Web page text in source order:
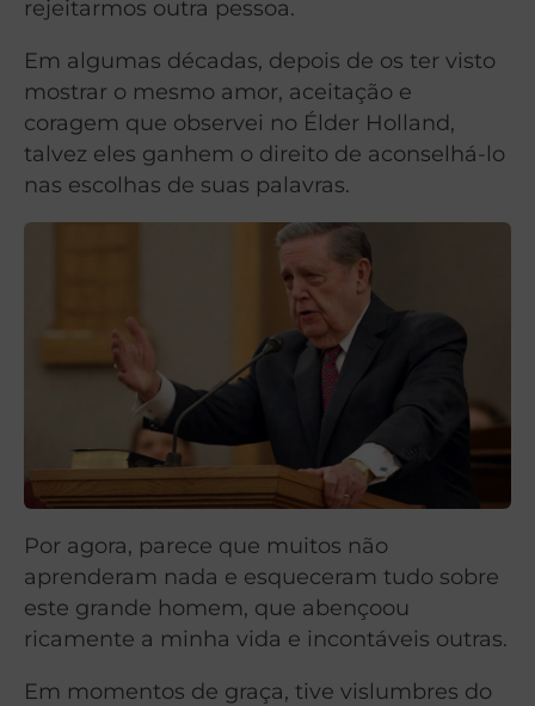
rejeitarmos outra pessoa.
Em algumas décadas, depois de os ter visto
mostrar o mesmo amor, aceitação e
coragem que observei no Élder Holland,
talvez eles ganhem o direito de aconselhá-lo
nas escolhas de suas palavras.
Por agora, parece que muitos não
aprenderam nada e esqueceram tudo sobre
este grande homem, que abençoou
ricamente a minha vida e incontáveis outras.
Em momentos de graça, tive vislumbres do